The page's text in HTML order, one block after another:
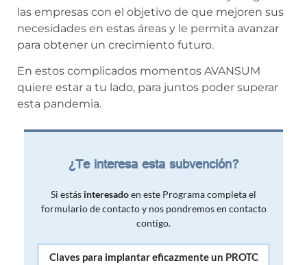
las empresas con el objetivo de que mejoren sus
necesidades en estas áreas y le permita avanzar
para obtener un crecimiento futuro.
En estos complicados momentos AVANSUM
quiere estar a tu lado, para juntos poder superar
esta pandemia.
¿Te interesa esta subvención?
Si estás interesadoen este Programa completa el
formulario de contacto y nos pondremos en contacto
contigo.